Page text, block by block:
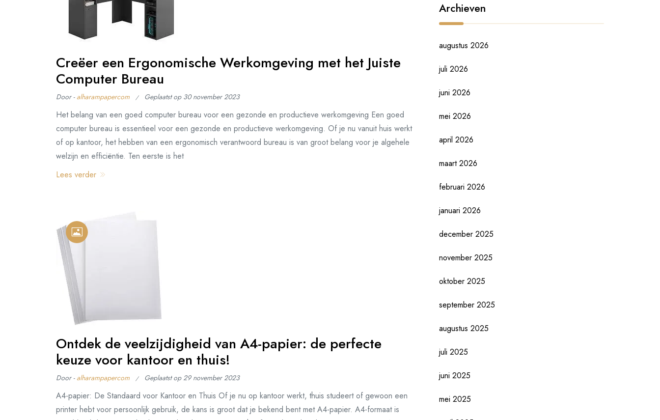
Creëer een Ergonomische Werkomgeving met het Juiste
Computer Bureau
Door - alharampapercom Geplaatst op 30 november 2023
Het belang van een goed computer bureau voor een gezonde en productieve werkomgeving Een goed
computer bureau is essentieel voor een gezonde en productieve werkomgeving. Of je nu vanuit huis werkt
of op kantoor, het hebben van een ergonomisch verantwoord bureau is van groot belang voor je algehele
welzijn en efficiëntie. Ten eerste is het
Lees verder
Ontdek de veelzijdigheid van A4-papier: de perfecte
keuze voor kantoor en thuis!
Door - alharampapercom Geplaatst op29 november 2023
A4-papier: De Standaard voor Kantoor en Thuis Of je nu op kantoor werkt, thuis studeert of gewoon een
printer hebt voor persoonlijk gebruik, de kans is groot dat je bekend bent met A4-papier. A4-formaat is
Archieven
augustus 2026
juli 2026
juni 2026
mei 2026
april 2026
maart 2026
februari 2026
januari 2026
december 2025
november 2025
oktober 2025
september 2025
augustus 2025
juli 2025
juni 2025
mei 2025